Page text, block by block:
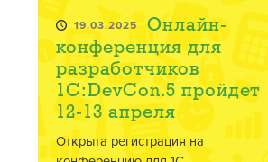
19.03.2025 Онлайн-
конференция для
разработчиков
1C:DevCon.5 пройдет
12-13 апреля
Открыта регистрация на